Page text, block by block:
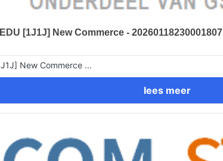
[1J1J] New Commerce - 20260118230001807
New Commerce ...
lees meer